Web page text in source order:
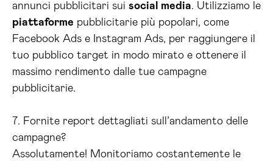
annunci pubblicitari sui social media. Utilizziamo le
piattaforme pubblicitarie più popolari, come
Facebook Ads e Instagram Ads, per raggiungere il
tuo pubblico target in modo mirato e ottenere il
massimo rendimento dalle tue campagne
pubblicitarie.
7. Fornite report dettagliati sull’andamento delle
campagne?
Assolutamente! Monitoriamo costantemente le